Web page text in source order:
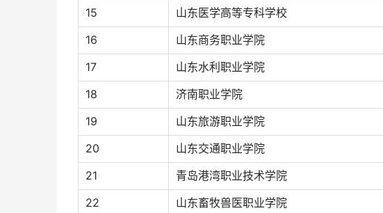
15 山东医学高等专科学校
16 山东商务职业学院
17 山东水利职业学院
18 济南职业学院
19 山东旅游职业学院
20 山东交通职业学院
21 青岛港湾职业技术学院
22 山东畜牧兽医职业学院